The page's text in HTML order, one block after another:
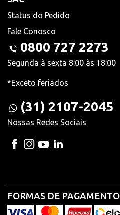
Status do Pedido
Fale Conosco
0800 727 2273
Segunda à sexta 8:00 às 18:00
*Exceto feriados
(31) 2107-2045
Nossas Redes Sociais
FORMAS DE PAGAMENTO